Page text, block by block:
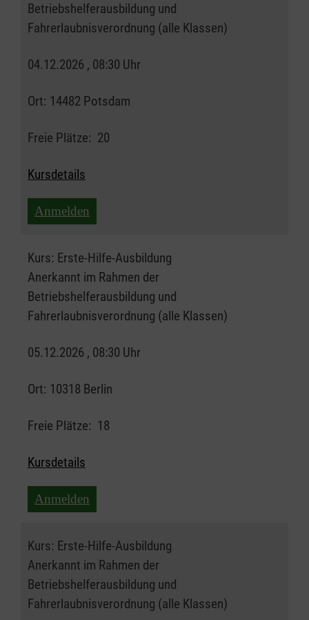
Betriebshelferausbildung und
Fahrerlaubnisverordnung (alle Klassen)
04.12.2026 , 08:30 Uhr
Ort: 14482 Potsdam
Freie Plätze: 20
Kursdetails
Anmelden
Kurs: Erste-Hilfe-Ausbildung
Anerkannt im Rahmen der
Betriebshelferausbildung und
Fahrerlaubnisverordnung (alle Klassen)
05.12.2026 , 08:30 Uhr
Ort: 10318 Berlin
Freie Plätze: 18
Kursdetails
Anmelden
Kurs: Erste-Hilfe-Ausbildung
Anerkannt im Rahmen der
Betriebshelferausbildung und
Fahrerlaubnisverordnung (alle Klassen)